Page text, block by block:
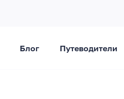
Блог Путеводители